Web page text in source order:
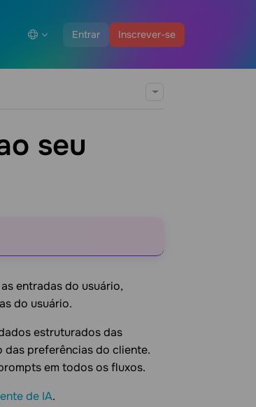
Entrar Inscrever-se
seu
entradas do usuário,
do usuário.
estruturados das
das preferências do cliente.
em todos os fluxos.
de IA.